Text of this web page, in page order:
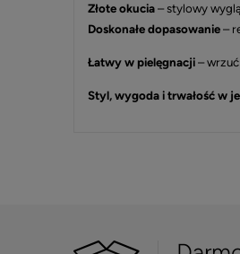
Złote okucia– stylowy
Doskonałe dopasowanie–
Łatwy w pielęgnacji–
Styl, wygoda i trwałość w